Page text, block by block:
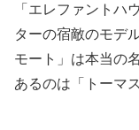
「エレファントハ
ターの宿敵のモデ
モート」は本当の
あるのは「トーマ